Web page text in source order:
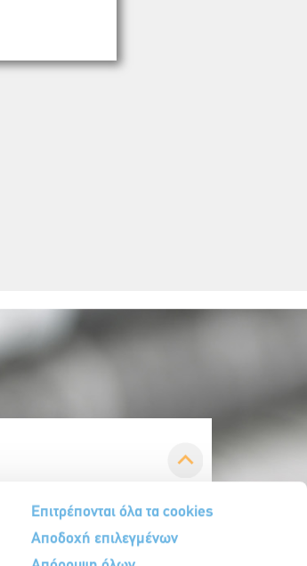
Επιτρέπονται όλα τα cookies
Αποδοχή επιλεγμένων